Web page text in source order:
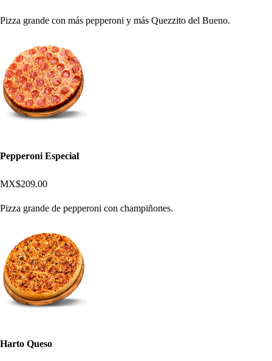
Pizza grande con más pepperoni y más Quezzito del Bueno.
Pepperoni Especial
MX$209.00
Pizza grande de pepperoni con champiñones.
Harto Queso